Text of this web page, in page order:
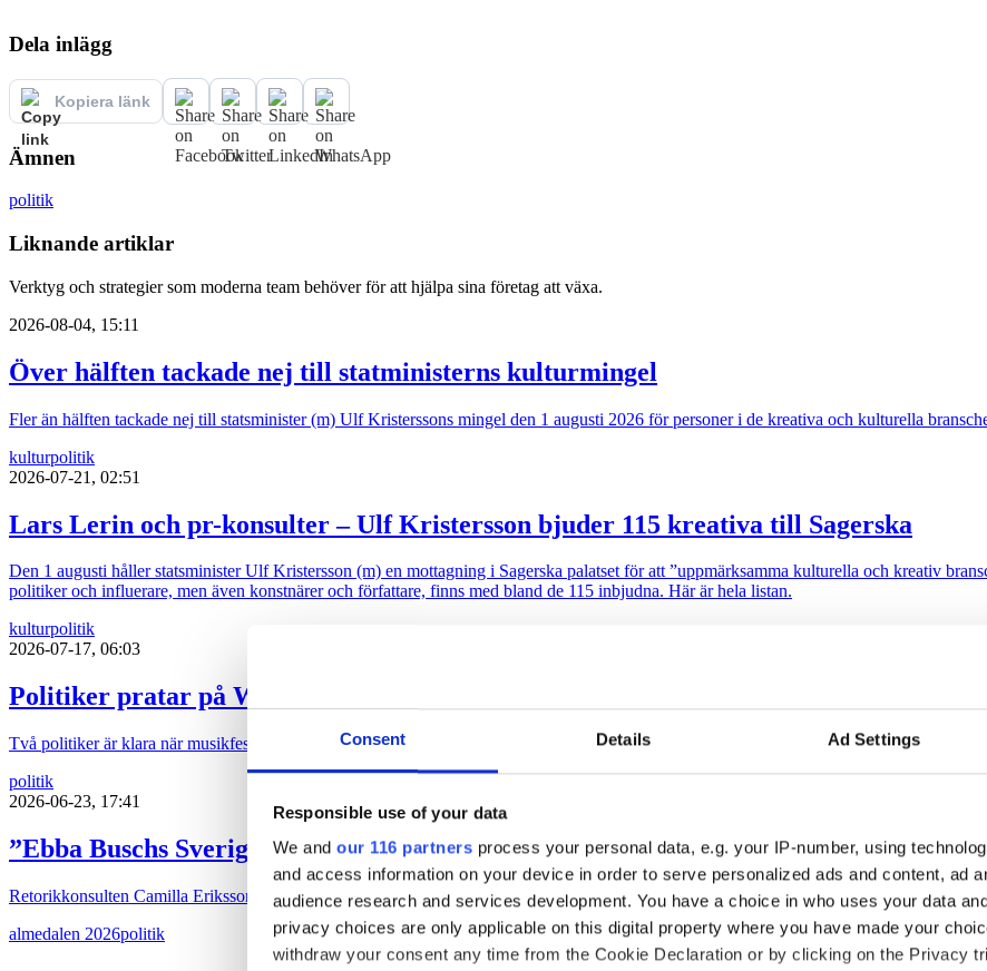
Consent Details Ad Settings
Responsible use of your data
We and our 116 partners process your personal data, e.g. your IP-number, using
and access information on your device in order to serve personalized ads and content, ad
audience research and services development. You have a choice in who uses your data
privacy choices are only applicable on this digital property where you have made your
withdraw your consent any time from the Cookie Declaration or by clicking on the Privacy
Dela inlägg
Kopiera länk
Ämnen
politik
Liknande artiklar
Verktyg och strategier som moderna team behöver för att hjälpa sina företag att växa.
2026-08-04, 15:11
Över hälften tackade nej till statministerns kulturmingel
Fler än hälften tackade nej till statsminister (m) Ulf Kristerssons mingel den 1 augusti 2026 för personer i de kreativa och kulturella
kulturpolitik
2026-07-21, 02:51
Lars Lerin och pr-konsulter – Ulf Kristersson bjuder 115 kreativa till Sagerska
Den 1 augusti håller statsminister Ulf Kristersson (m) en mottagning i Sagerska palatset för att ”uppmärksamma kulturella och kreativ
politiker och influerare, men även konstnärer och författare, finns med bland de 115 inbjudna. Här är hela listan.
kulturpolitik
2026-07-17, 06:03
Politiker pratar på Way out West
Två politiker är klara när musikfestivalen Way out West återinför samtal i programmet. Programledare är Messiah Hallberg, som vanligtvis
politik
2026-06-23, 17:41
”Ebba Buschs Sverigedröm kräver hårdare auktoritet”
Retorikkonsulten Camilla Eriksson analyserar partiledartalen i Almedalen via sin proprietära varumärkesmodell Field of Meaning. Först ut
almedalen 2026politik